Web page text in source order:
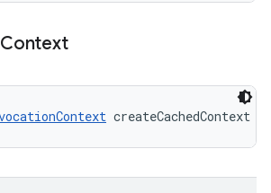
Context
createCachedContext